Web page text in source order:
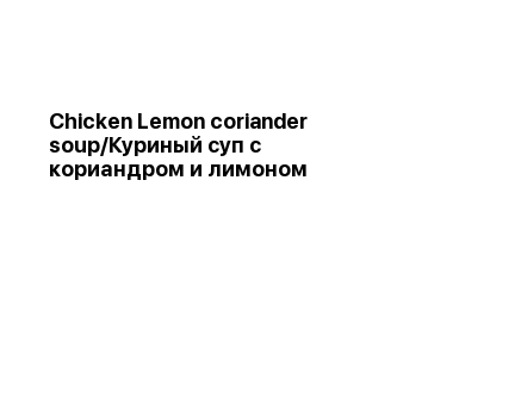
Chicken Lemon coriander
soup/Куриный суп с
кориандром и лимоном